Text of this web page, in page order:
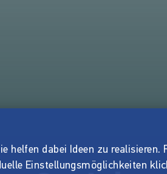
helfen dabei Ideen zu realisieren.
Einstellungsmöglichkeiten